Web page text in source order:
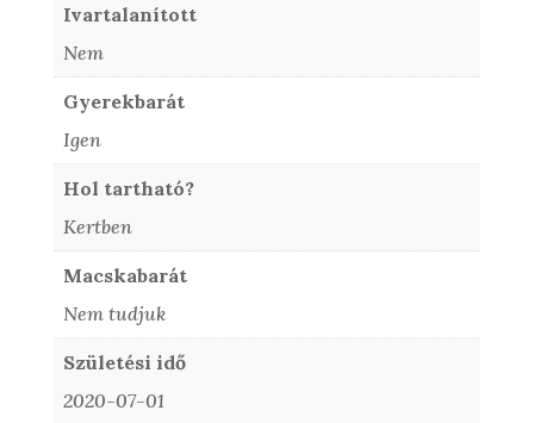
Ivartalanított
Nem
Gyerekbarát
Igen
Hol tartható?
Kertben
Macskabarát
Nem tudjuk
Születési idő
2020-07-01